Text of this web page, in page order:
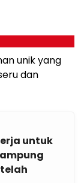
unik yang
dan
untuk